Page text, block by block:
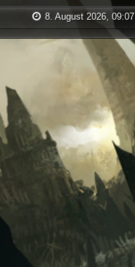
8. August 2026, 09:07